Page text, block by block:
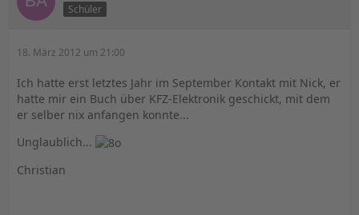
Schüler
18. März 2012 um 21:00
Ich hatte erst letztes Jahr im September Kontakt mit Nick, er
hatte mir ein Buch über KFZ-Elektronik geschickt, mit dem
er selber nix anfangen konnte...
Unglaublich...
Christian